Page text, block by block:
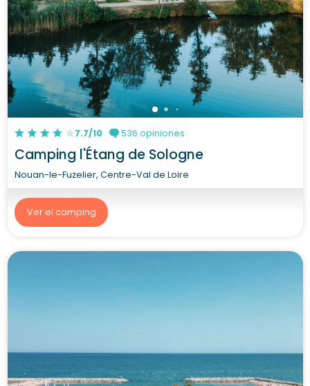
7.7/10 536 opiniones
Camping l'Étang de Sologne
Nouan-le-Fuzelier, Centre-Val de Loire
Ver el camping